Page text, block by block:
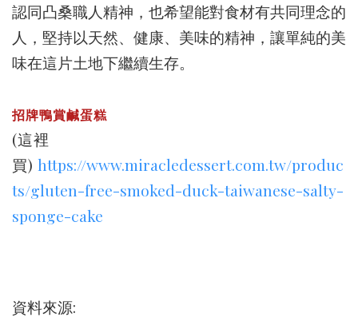
認同凸桑職人精神，也希望能對食材有共同理念的
人，堅持以天然、健康、美味的精神，讓單純的美
味在這片土地下繼續生存。
招牌鴨賞鹹蛋糕
(這裡
買) https://www.miracledessert.com.tw/produc
ts/gluten-free-smoked-duck-taiwanese-salty-
sponge-cake
資料來源: